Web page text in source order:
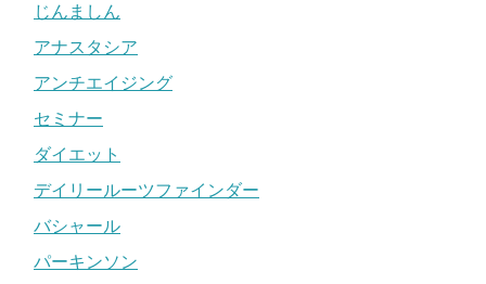
じんましん
アナスタシア
アンチエイジング
セミナー
ダイエット
デイリールーツファインダー
バシャール
パーキンソン